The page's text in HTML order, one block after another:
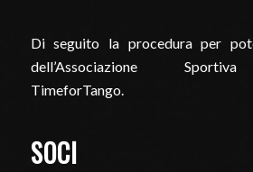
Di seguito la procedura per
dell’Associazione
TimeforTango.
SOCI